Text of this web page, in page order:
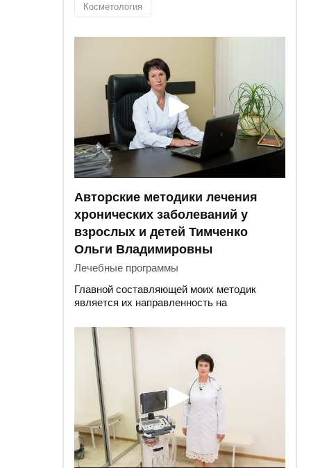
Косметология
Авторские методики лечения
хронических заболеваний у
взрослых и детей Тимченко
Ольги Владимировны
Лечебные программы
Главной составляющей моих методик
является их направленность на
ОРГАНИЗМА,а не терапия отдельных
симптомов. Мой подход к лечению
позволяет эффективно бороться даже с
хроническими заболеваниями, от которых
отказываются многие врачи – главный врач
медицинского центра «Альтернатива» и
автор методик Тимченко Ольга
Владимировна.
Цель нашей работы– восстановить
обмен веществ в организме, избавить Вас
от приема лекарств, включить